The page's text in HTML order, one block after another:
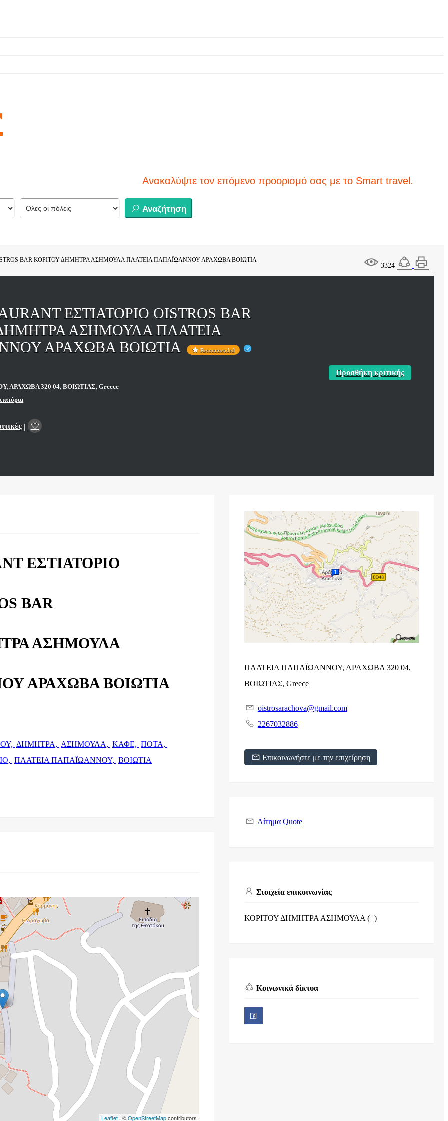
Ανακαλύψτε τον επόμενο προορισμό σας με το Smart travel.
Αναζήτηση
3324
BAR ΚΟΡΙΤΟΥ ΔΗΜΗΤΡΑ ΑΣΗΜΟΥΛΑ ΠΛΑΤΕΙΑ ΠΑΠΑΪΩΑΝΝΟΥ ΑΡΑΧΩΒΑ ΒΟΙΩΤΙΑ
ΕΣΤΙΑΤΟΡΙΟ OISTROS BAR
ΑΣΗΜΟΥΛΑ ΠΛΑΤΕΙΑ
ΑΡΑΧΩΒΑ ΒΟΙΩΤΙΑ
Recommended
ΑΡΑΧΩΒΑ 320 04, ΒΟΙΩΤΙΑΣ, Greece
|
Προσθήκη κριτικής
ΕΣΤΙΑΤΟΡΙΟ
BAR
ΑΣΗΜΟΥΛΑ
ΑΡΑΧΩΒΑ ΒΟΙΩΤΙΑ
ΔΗΜΗΤΡΑ, ΑΣΗΜΟΥΛΑ, ΚΑΦΕ, ΠΟΤΑ,
ΠΛΑΤΕΙΑ ΠΑΠΑΪΩΑΝΝΟΥ, ΒΟΙΩΤΙΑ
Leaflet| ©OpenStreetMapcontributors
ΠΛΑΤΕΙΑ ΠΑΠΑΪΩΑΝΝΟΥ, ΑΡΑΧΩΒΑ 320 04,
ΒΟΙΩΤΙΑΣ, Greece
oistrosarachova@gmail.com
2267032886
Επικοινωνήστε με την επιχείρηση
Αίτημα Quote
Στοιχεία επικοινωνίας
ΚΟΡΙΤΟΥ ΔΗΜΗΤΡΑ ΑΣΗΜΟΥΛΑ (+)
Κοινωνικά δίκτυα